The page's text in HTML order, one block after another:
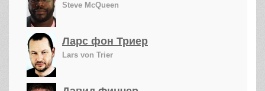
Steve McQueen
Ларс фон Триер
Lars von Trier